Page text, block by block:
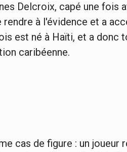
Delcroix, capé une fois
à l'évidence et a
est né à Haïti, et a donc
caribéenne.
cas de figure : un joueur